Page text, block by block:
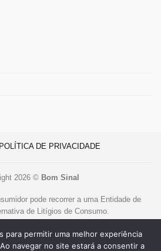
POLÍTICA DE PRIVACIDADE
2026 © Bom Sinal
pode recorrer a uma Entidade de
de Litígios de Consumo.
.
do Consumidorwww.consumidor.pt
para permitir uma melhor experiência
navegar no site estará a consentir a